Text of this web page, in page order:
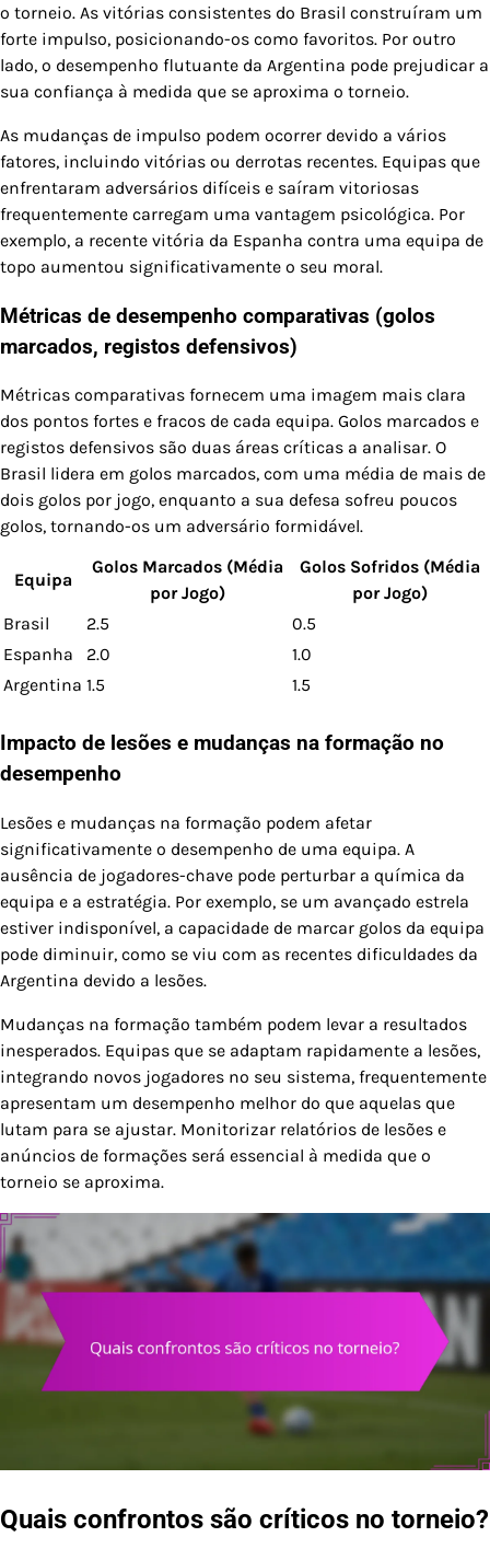
o torneio. As vitórias consistentes do Brasil construíram um
forte impulso, posicionando-os como favoritos. Por outro
lado, o desempenho flutuante da Argentina pode prejudicar a
sua confiança à medida que se aproxima o torneio.
As mudanças de impulso podem ocorrer devido a vários
fatores, incluindo vitórias ou derrotas recentes. Equipas que
enfrentaram adversários difíceis e saíram vitoriosas
frequentemente carregam uma vantagem psicológica. Por
exemplo, a recente vitória da Espanha contra uma equipa de
topo aumentou significativamente o seu moral.
Métricas de desempenho comparativas (golos
marcados, registos defensivos)
Métricas comparativas fornecem uma imagem mais clara
dos pontos fortes e fracos de cada equipa. Golos marcados e
registos defensivos são duas áreas críticas a analisar. O
Brasil lidera em golos marcados, com uma média de mais de
dois golos por jogo, enquanto a sua defesa sofreu poucos
golos, tornando-os um adversário formidável.
Equipa
Golos Marcados (Média
por Jogo)
Golos Sofridos (Média
por Jogo)
Brasil
2.5
0.5
Espanha
2.0
1.0
Argentina 1.5 1.5
Impacto de lesões e mudanças na formação no
desempenho
Lesões e mudanças na formação podem afetar
significativamente o desempenho de uma equipa. A
ausência de jogadores-chave pode perturbar a química da
equipa e a estratégia. Por exemplo, se um avançado estrela
estiver indisponível, a capacidade de marcar golos da equipa
pode diminuir, como se viu com as recentes dificuldades da
Argentina devido a lesões.
Mudanças na formação também podem levar a resultados
inesperados. Equipas que se adaptam rapidamente a lesões,
integrando novos jogadores no seu sistema, frequentemente
apresentam um desempenho melhor do que aquelas que
lutam para se ajustar. Monitorizar relatórios de lesões e
anúncios de formações será essencial à medida que o
torneio se aproxima.
Quais confrontos são críticos no torneio?